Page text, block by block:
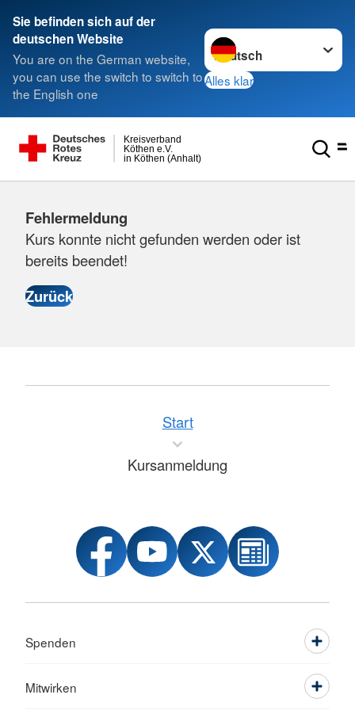
Sie befinden sich auf der
deutschen Website
You are on the German website,
you can use the switch to switch to
the English one
Sprache wechseln zu
Alles klar
in Köthen (Anhalt)
Köthen e.V.
Kreisverband
Fehlermeldung
Kurs konnte nicht gefunden werden oder ist
bereits beendet!
Start
Kursanmeldung
Spenden
Mitwirken